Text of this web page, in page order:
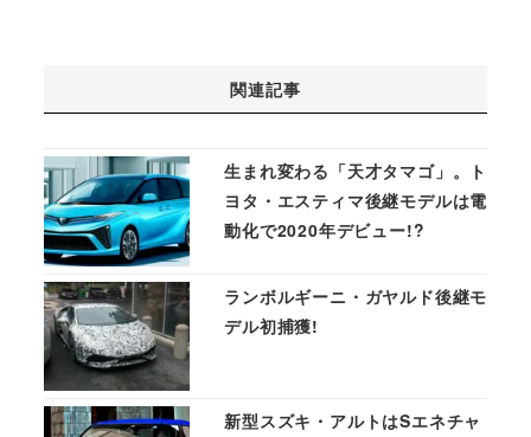
関連記事
生まれ変わる「天才タマゴ」。ト
ヨタ・エスティマ後継モデルは電
動化で2020年デビュー!?
ランボルギーニ・ガヤルド後継モ
デル初捕獲!
新型スズキ・アルトはSエネチャ